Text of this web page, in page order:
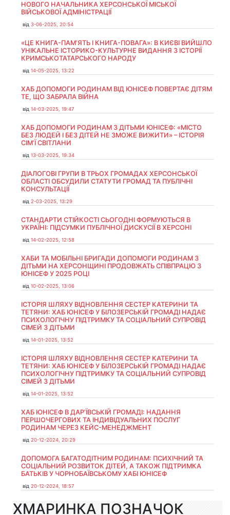
НОВОГО НАЧАЛЬНИКА ХЕРСОНСЬКОЇ МІСЬКОЇ
ВІЙСЬКОВОЇ АДМІНІСТРАЦІЇ
від 3-06-2025, 20:54
«ЦЕ КНИГА-ПАМ’ЯТЬ І КНИГА-ПОВАГА»: В КИЄВІ ВИЙШЛО
УНІКАЛЬНЕ ІСТОРИКО-КУЛЬТУРНЕ ВИДАННЯ З ІСТОРІЇ
КРИМСЬКОТАТАРСЬКОГО НАРОДУ
від 14-05-2025, 13:22
ХАБ ДОПОМОГИ РОДИНАМ ВІД ЮНІСЕФ ПОВЕРТАЄ ДІТЯМ
ТЕ, ЩО ЗАБРАЛА ВІЙНА
від 14-03-2025, 19:47
ХАБ ДОПОМОГИ РОДИНАМ З ДІТЬМИ ЮНІСЕФ: «МІСТО
БЕЗ ЛЮДЕЙ І БЕЗ ДІТЕЙ НЕ ЗМОЖЕ ВИЖИТИ» – ІСТОРІЯ
СІМʼЇ СВІТЛАНИ
від 13-03-2025, 19:34
ДІАЛОГОВІ ГРУПИ В ТРЬОХ ГРОМАДАХ ХЕРСОНСЬКОЇ
ОБЛАСТІ ОБСУДИЛИ СТАТУТИ ГРОМАД ТА ПУБЛІЧНІ
КОНСУЛЬТАЦІЇ
від 2-03-2025, 13:29
СТАНДАРТИ СТІЙКОСТІ СЬОГОДНІ ФОРМУЮТЬСЯ В
УКРАЇНІ: ПІДСУМКИ ПУБЛІЧНОЇ ДИСКУСІЇ В ХЕРСОНІ
від 14-02-2025, 12:58
ХАБИ ТА МОБІЛЬНІ БРИГАДИ ДОПОМОГИ РОДИНАМ З
ДІТЬМИ НА ХЕРСОНЩИНІ ПРОДОВЖАТЬ СПІВПРАЦЮ З
ЮНІСЕФ У 2025 РОЦІ
від 10-02-2025, 13:06
ІСТОРІЯ ШЛЯХУ ВІДНОВЛЕННЯ СЕСТЕР КАТЕРИНИ ТА
ТЕТЯНИ: ХАБ ЮНІСЕФ У БІЛОЗЕРСЬКІЙ ГРОМАДІ НАДАЄ
ПСИХОЛОГІЧНУ ПІДТРИМКУ ТА СОЦІАЛЬНИЙ СУПРОВІД
СІМЕЙ З ДІТЬМИ
від 14-01-2025, 13:52
ІСТОРІЯ ШЛЯХУ ВІДНОВЛЕННЯ СЕСТЕР КАТЕРИНИ ТА
ТЕТЯНИ: ХАБ ЮНІСЕФ У БІЛОЗЕРСЬКІЙ ГРОМАДІ НАДАЄ
ПСИХОЛОГІЧНУ ПІДТРИМКУ ТА СОЦІАЛЬНИЙ СУПРОВІД
СІМЕЙ З ДІТЬМИ
від 14-01-2025, 13:52
ХАБ ЮНІСЕФ В ДАР’ЇВСЬКІЙ ГРОМАДІ: НАДАННЯ
ПЕРШОЧЕРГОВИХ ТА ІНДИВІДУАЛЬНИХ ПОСЛУГ
РОДИНАМ ЧЕРЕЗ КЕЙС-МЕНЕДЖМЕНТ
від 20-12-2024, 20:29
ДОПОМОГА БАГАТОДІТНИМ РОДИНАМ: ПСИХІЧНИЙ ТА
СОЦІАЛЬНИЙ РОЗВИТОК ДІТЕЙ, А ТАКОЖ ПІДТРИМКА
БАТЬКІВ У ЧОРНОБАЇВСЬКОМУ ХАБІ ЮНІСЕФ
від 20-12-2024, 18:57
ХМАРИНКА ПОЗНАЧОК